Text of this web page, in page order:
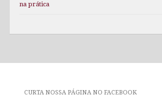
na prática
CURTA NOSSA PÁGINA NO FACEBOOK